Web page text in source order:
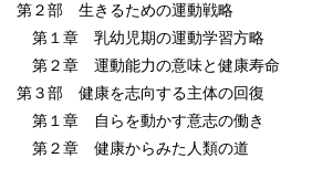
第２部 生きるための運動戦略
第１章 乳幼児期の運動学習方略
第２章 運動能力の意味と健康寿命
第３部 健康を志向する主体の回復
第１章 自らを動かす意志の働き
第２章 健康からみた人類の道